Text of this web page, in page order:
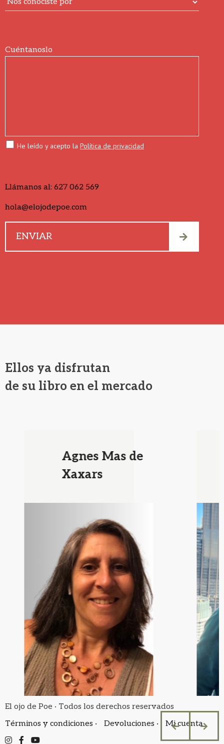
Cuéntanoslo
He leído y acepto la Política de privacidad
Llámanos al: 627 062 569
hola@elojodepoe.com
Ellos ya disfrutan
de su libro en el mercado
Agnes Mas de
Xaxars
El ojo de Poe · Todos los derechos reservados
Términos y condiciones ·
Devoluciones · Mi cuenta